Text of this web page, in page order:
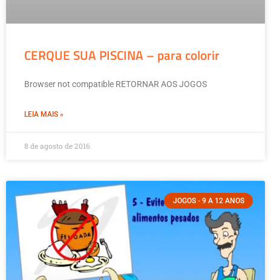
CERQUE SUA PISCINA – para colorir
Browser not compatible RETORNAR AOS JOGOS
LEIA MAIS »
8 de agosto de 2016
JOGOS - 9 A 12 ANOS